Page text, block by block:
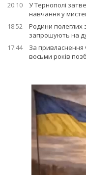
20:10
У Тернополі
навчання у
18:52
Родини полеглих
запрошують на
17:44
За привласнення
восьми років